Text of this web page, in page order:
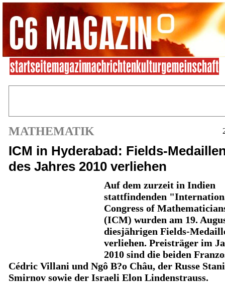
MATHEMATIK
ICM in Hyderabad: Fields-
des Jahres 2010 verliehen
Auf dem zurzeit in Indien
stattfindenden
Congress of
(ICM) wurden am 19.
diesjährigen Fields-
verliehen. Preisträger im
2010 sind die beiden
Cédric Villani und Ngô B?o Châu, der Russe
Smirnov sowie der Israeli Elon Lindenstrauss.